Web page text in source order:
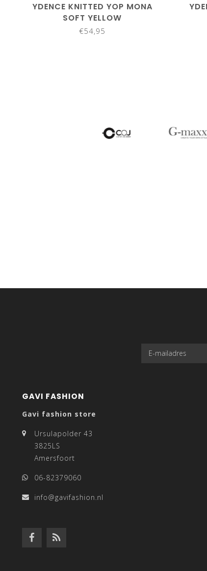
YDENCE KNITTED YOP MONA
SOFT YELLOW
€54,95
GAVI FASHION
Gavi fashion store
Ursulapolder 43
3825LS
Amersfoort
06-82379060
info@gavifashion.nl